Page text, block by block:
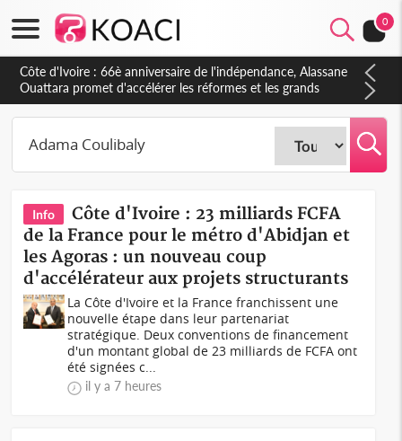
0
Côte d'Ivoire : À Abidjan, Amadou Oury Bah admire le modèle
ivoirien et veut s'en inspirer pour accélérer le développement
de la Guinée
Info
Côte d'Ivoire : 23 milliards FCFA
de la France pour le métro d'Abidjan et
les Agoras : un nouveau coup
d'accélérateur aux projets structurants
La Côte d'Ivoire et la France franchissent une
nouvelle étape dans leur partenariat
stratégique. Deux conventions de financement
d'un montant global de 23 milliards de FCFA ont
été signées c...
il y a 7 heures